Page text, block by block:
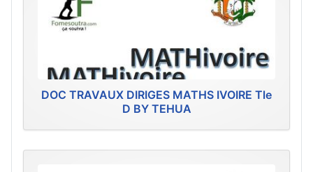
DOC TRAVAUX DIRIGES MATHS IVOIRE Tle
D BY TEHUA